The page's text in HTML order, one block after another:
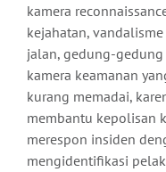
kamera
kejahatan,
jalan, gedung-
kamera keamanan
kurang memadai,
membantu kepolisan
merespon insiden
mengidentifikasi